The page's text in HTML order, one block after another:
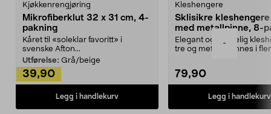
-
Kjøkkenrengjøring
Mikrofiberklut 32 x 31 cm, 4-
pakning
Kåret til «soleklar favoritt» i
svenske Afton...
Utførelse: Grå/beige
39,90
Legg i handlekurv
Kleshengere
Sklisikre
med metallpinne, 8-
Elegant og skikkelig
tre og metall – finnes i
79,90
Legg i handlekurv